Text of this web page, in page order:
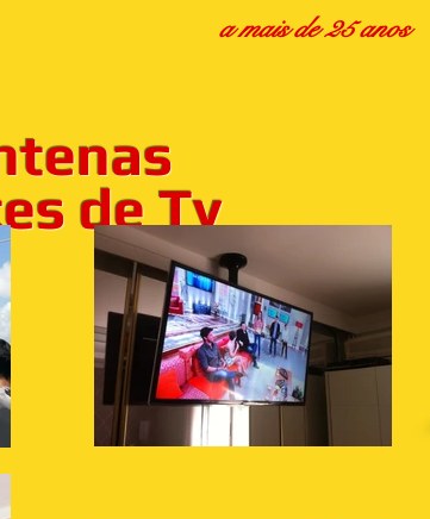
de Tv
a mais de 25 anos